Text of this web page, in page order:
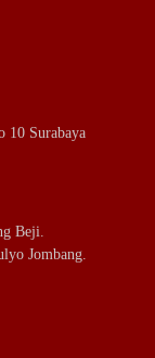
10 Surabaya
Beji.
Jombang.